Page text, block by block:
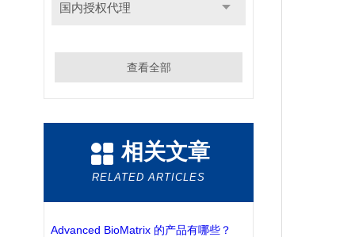
国内授权代理
查看全部
相关文章
RELATED ARTICLES
Advanced BioMatrix 的产品有哪些？